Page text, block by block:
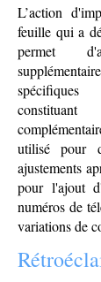
L’action
feuille qui a
permet
utilisé pour
ajustements
pour l'ajout
numéros de
variations de